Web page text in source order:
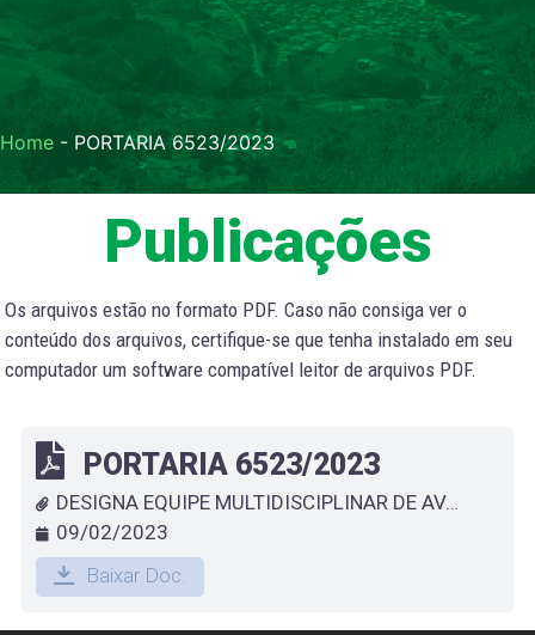
Home - PORTARIA 6523/2023
Publicações
Os arquivos estão no formato PDF. Caso não consiga ver o
conteúdo dos arquivos, certifique-se que tenha instalado em seu
computador um software compatível leitor de arquivos PDF.
PORTARIA 6523/2023
DESIGNA EQUIPE MULTIDISCIPLINAR DE AVALIÇAÕ PARA ATENDIEMENTO ESPECIALIZADO NA REDE MUNICIPAL DE ENSINO DE ESPERA FELIZ/MG.
09/02/2023
Baixar Doc.